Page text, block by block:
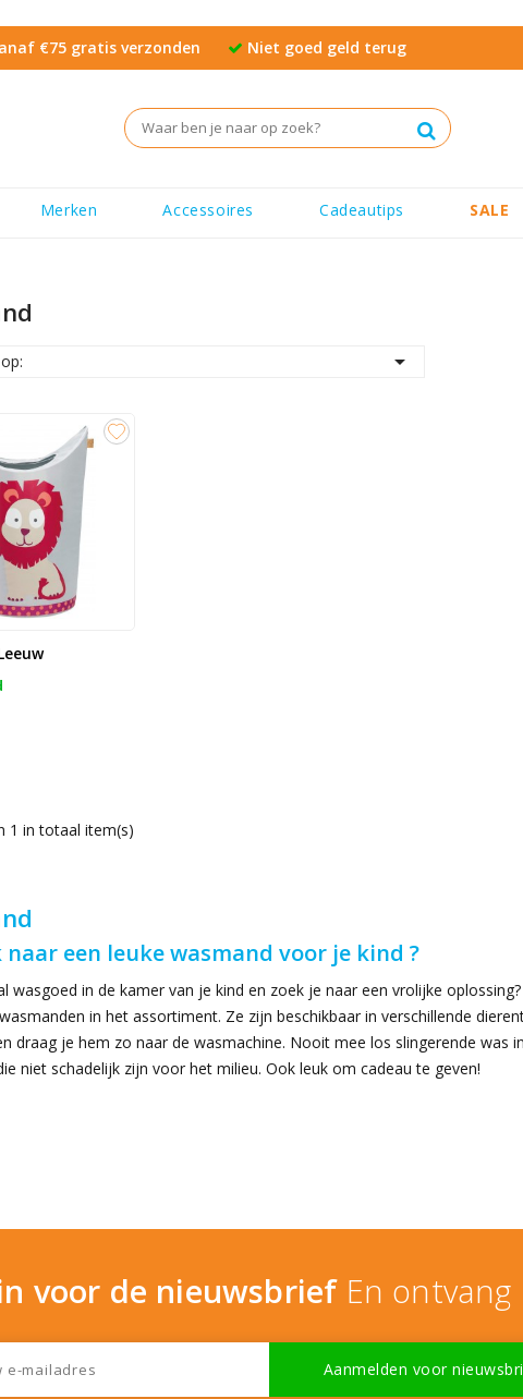
€75 gratis verzonden Niet goed geld terug
Merken Accessoires Cadeautips SALE

1 in totaal item(s)
naar een leuke wasmand voor je kind ?
wasgoed in de kamer van je kind en zoek je naar een vrolijke
in het assortiment. Ze zijn beschikbaar in verschillende
draag je hem zo naar de wasmachine. Nooit mee los slingerende was
niet schadelijk zijn voor het milieu. Ook leuk om cadeau te geven!
voor de nieuwsbrief En